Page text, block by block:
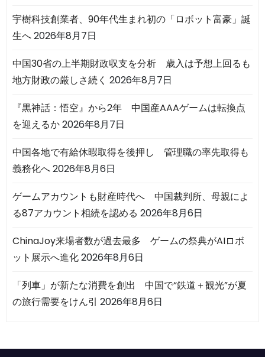
宇樹科技創業者、90年代生まれ初の「ロボット富豪」誕
生へ2026年8月7日
中国30省の上半期財政収支を分析 歳入は予想上回るも
地方財政の厳しさ続く 2026年8月7日
『黒神話：悟空』から2年 中国産AAAゲームは転換点
を迎えるか2026年8月7日
中国各地で有給休暇取得を後押し 管理職の率先取得も
義務化へ2026年8月6日
ゲームアカウントも財産時代へ 中国裁判所、母親によ
る87アカウント相続を認める 2026年8月6日
ChinaJoy来場者数が過去最多 ゲームの祭典がAIロボ
ット展示へ進化2026年8月6日
「列車」が新たな消費を創出 中国で“鉄道＋観光”が夏
の旅行需要をけん引 2026年8月6日